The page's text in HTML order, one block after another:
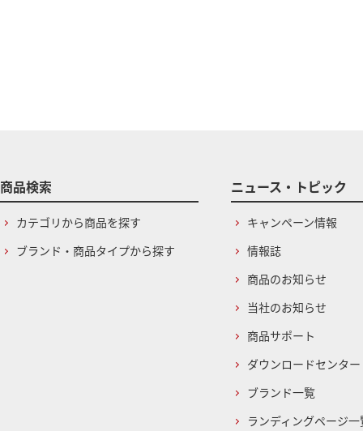
商品検索
カテゴリから商品を探す
ブランド・商品タイプから探す
ニュース・トピック
キャンペーン情報
情報誌
商品のお知らせ
当社のお知らせ
商品サポート
ダウンロードセンター
ブランド一覧
ランディングページ一